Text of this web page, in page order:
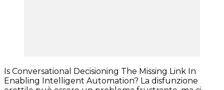
Is Conversational Decisioning The Missing Link In
Enabling Intelligent Automation? La disfunzione